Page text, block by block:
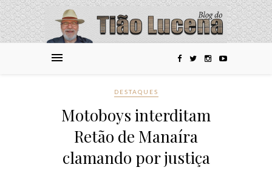
DESTAQUES
Motoboys interditam
Retão de Manaíra
clamando por justiça